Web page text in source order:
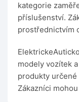
kategorie
příslušenství.
prostřednictvím
modely vozítek
produkty
Zákazníci